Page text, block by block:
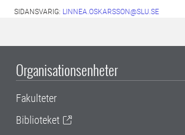
SIDANSVARIG: LINNEA.OSKARSSON@SLU.SE
Organisationsenheter
Fakulteter
Biblioteket